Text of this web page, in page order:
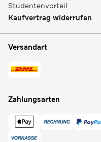
Studentenvorteil
Kaufvertrag widerrufen
Versandart
Zahlungsarten